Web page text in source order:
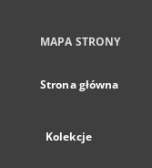
MAPA STRONY
Strona główna
Kolekcje